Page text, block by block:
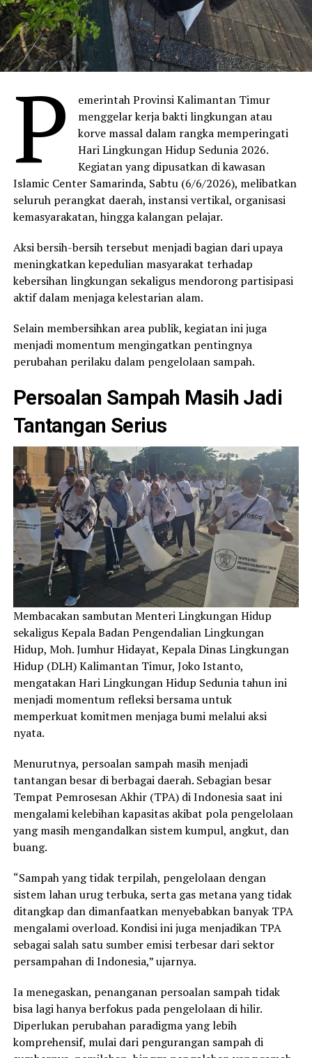
P
emerintah Provinsi Kalimantan Timur
menggelar kerja bakti lingkungan atau
korve massal dalam rangka memperingati
Hari Lingkungan Hidup Sedunia 2026.
Kegiatan yang dipusatkan di kawasan
Islamic Center Samarinda, Sabtu (6/6/2026), melibatkan
seluruh perangkat daerah, instansi vertikal, organisasi
kemasyarakatan, hingga kalangan pelajar.
Aksi bersih-bersih tersebut menjadi bagian dari upaya
meningkatkan kepedulian masyarakat terhadap
kebersihan lingkungan sekaligus mendorong partisipasi
aktif dalam menjaga kelestarian alam.
Selain membersihkan area publik, kegiatan ini juga
menjadi momentum mengingatkan pentingnya
perubahan perilaku dalam pengelolaan sampah.
Persoalan Sampah Masih Jadi
Tantangan Serius
Membacakan sambutan Menteri Lingkungan Hidup
sekaligus Kepala Badan Pengendalian Lingkungan
Hidup, Moh. Jumhur Hidayat, Kepala Dinas Lingkungan
Hidup (DLH) Kalimantan Timur, Joko Istanto,
mengatakan Hari Lingkungan Hidup Sedunia tahun ini
menjadi momentum refleksi bersama untuk
memperkuat komitmen menjaga bumi melalui aksi
nyata.
Menurutnya, persoalan sampah masih menjadi
tantangan besar di berbagai daerah. Sebagian besar
Tempat Pemrosesan Akhir (TPA) di Indonesia saat ini
mengalami kelebihan kapasitas akibat pola pengelolaan
yang masih mengandalkan sistem kumpul, angkut, dan
buang.
“Sampah yang tidak terpilah, pengelolaan dengan
sistem lahan urug terbuka, serta gas metana yang tidak
ditangkap dan dimanfaatkan menyebabkan banyak TPA
mengalami overload. Kondisi ini juga menjadikan TPA
sebagai salah satu sumber emisi terbesar dari sektor
persampahan di Indonesia,” ujarnya.
Ia menegaskan, penanganan persoalan sampah tidak
bisa lagi hanya berfokus pada pengelolaan di hilir.
Diperlukan perubahan paradigma yang lebih
komprehensif, mulai dari pengurangan sampah di